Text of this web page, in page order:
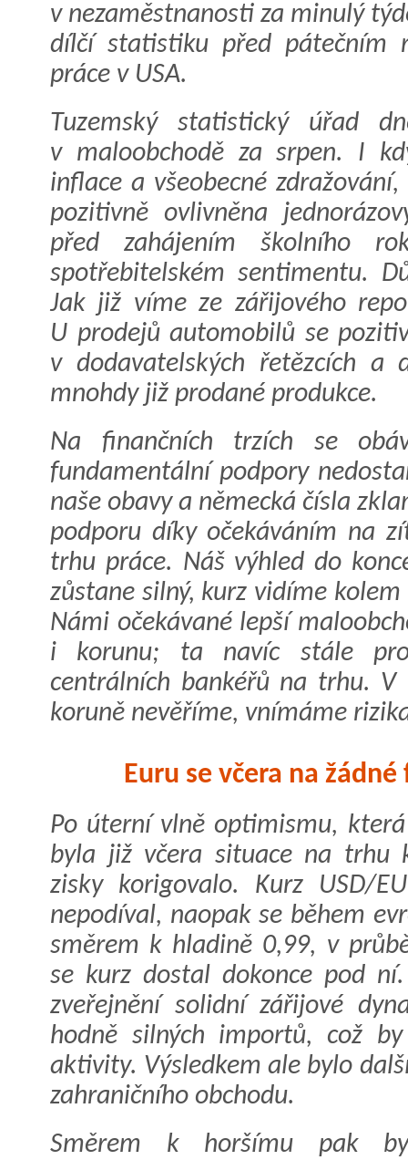
v nezaměstnanosti za minulý
dílčí statistiku před pátečním
práce v USA.
Tuzemský statistický úřad
v maloobchodě za srpen. I
inflace a všeobecné
pozitivně ovlivněna
před zahájením školního
spotřebitelském sentimentu.
Jak již víme ze zářijového
U prodejů automobilů se
v dodavatelských řetězcích a
mnohdy již prodané produkce.
Na finančních trzích se
fundamentální podpory
naše obavy a německá čísla
podporu díky očekáváním na
trhu práce. Náš výhled do
zůstane silný, kurz vidíme
Námi očekávané lepší
i korunu; ta navíc stále
centrálních bankéřů na trhu.
koruně nevěříme, vnímáme
Euru se včera na
Po úterní vlně optimismu,
byla již včera situace na trhu
zisky korigovalo. Kurz USD/
nepodíval, naopak se během
směrem k hladině 0,99, v
se kurz dostal dokonce pod
zveřejnění solidní zářijové
hodně silných importů, což
aktivity. Výsledkem ale bylo
zahraničního obchodu.
Směrem k horšímu pak